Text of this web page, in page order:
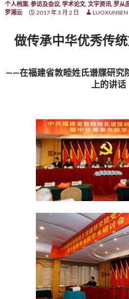
个人档案, 参访及会议, 学术论文, 文字资讯, 罗从
罗湘云
2017 年 3 月 2 日 LUOXUNSEN
做传承中华优秀传
——在福建省敦睦姓氏谱牒研究
上的讲话